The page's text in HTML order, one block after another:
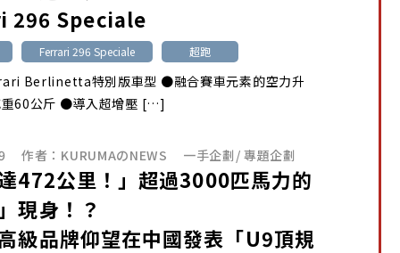
296 Speciale
Ferrari 296 Speciale 超跑
Berlinetta特別版車型 ●融合賽車元素的空力升
重60公斤 ●導入超增壓 […]
作者： KURUMAのNEWS 一手企劃 /專題企劃
472公里！」超過3000匹馬力的
現身！？
級品牌仰望在中國發表「U9頂規